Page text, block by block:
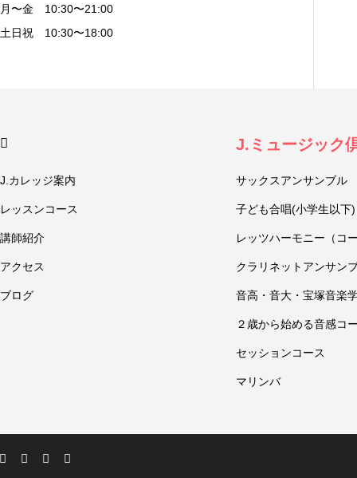
月〜金 10:30〜21:00
土日祝 10:30〜18:00
J.カレッジ案内
レッスンコース
講師紹介
アクセス
ブログ
J.ミュージック
サックスアンサンブル
子ども合唱(小学生以下)
レッツハーモニー（コ
クラリネットアンサン
音高・音大・宝塚音楽
２歳から始める音感コ
セッションコース
マリンバ